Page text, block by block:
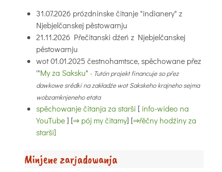
31.07.2026 prózdninske čitanje "indianery" z
Njebjelčanskej pěstowarnju
21.11.2026 Přečitanski dźeń z Njebjelčanskej
pěstowarnju
wot 01.01.2025 čestnohamtsce, spěchowane přez
'"My za Saksku" - Tutón projekt financuje so přez
dawkowe srědki na zakładźe wot Sakskeho krajneho sejma
wobzamknjeneho etata
spěchowanje čitanja za starši [ info-wideo na
YouTube] [⇒ pój my čitamy] [⇒řěčny hodźiny za
starši]
Minjene zarjadowanja